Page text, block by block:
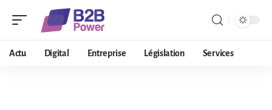
Actu Digital Entreprise Législation Services